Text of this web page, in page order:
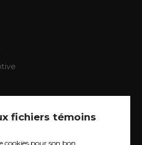
fichiers témoins
cookies pour son bon